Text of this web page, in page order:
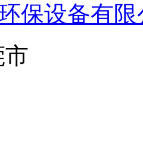
保设备有限
市